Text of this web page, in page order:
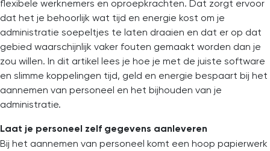
flexibele werknemers en oproepkrachten. Dat zorgt ervoor
dat het je behoorlijk wat tijd en energie kost om je
administratie soepeltjes te laten draaien en dat er op dat
gebied waarschijnlijk vaker fouten gemaakt worden dan je
zou willen. In dit artikel lees je hoe je met de juiste software
en slimme koppelingen tijd, geld en energie bespaart bij het
aannemen van personeel en het bijhouden van je
administratie.
Laat je personeel zelf gegevens aanleveren
Bij het aannemen van personeel komt een hoop papierwerk